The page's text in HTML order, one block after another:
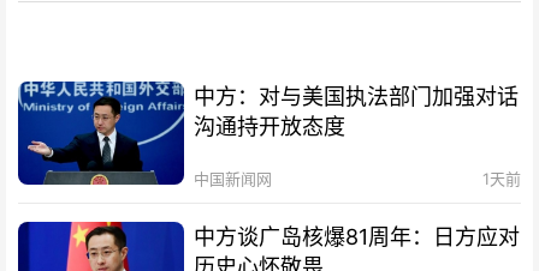
中方：对与美国执法部门加强对话
沟通持开放态度
中国新闻网 1天前
中方谈广岛核爆81周年：日方应对